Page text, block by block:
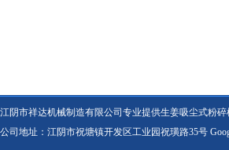
江阴市祥达机械制造有限公司专业提供生姜吸尘式粉
公司地址：江阴市祝塘镇开发区工业园祝璜路35号